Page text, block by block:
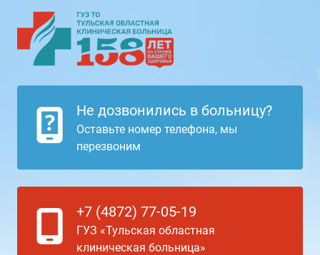
Не дозвонились в больницу?
Оставьте номер телефона, мы
перезвоним
+7 (4872) 77-05-19
ГУЗ «Тульская областная
клиническая больница»